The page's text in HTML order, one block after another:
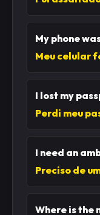
My phone
Meu celular
I lost my
Perdi meu
I need an
Preciso de
Where is the